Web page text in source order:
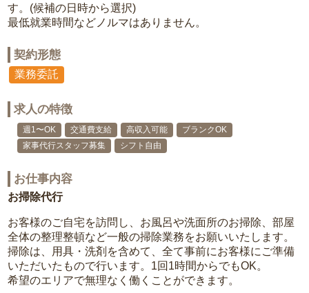
す。(候補の日時から選択)
最低就業時間などノルマはありません。
契約形態
業務委託
求人の特徴
週1〜OK 交通費支給 高収入可能
ブランクOK
家事代行スタッフ募集
シフト自由
お仕事内容
お掃除代行
お客様のご自宅を訪問し、お風呂や洗面所のお掃除、部屋
全体の整理整頓など一般の掃除業務をお願いいたします。
掃除は、用具・洗剤を含めて、全て事前にお客様にご準備
いただいたもので行います。1回1時間からでもOK。
希望のエリアで無理なく働くことができます。